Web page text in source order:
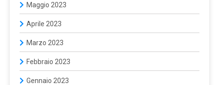
Maggio 2023
Aprile 2023
Marzo 2023
Febbraio 2023
Gennaio 2023